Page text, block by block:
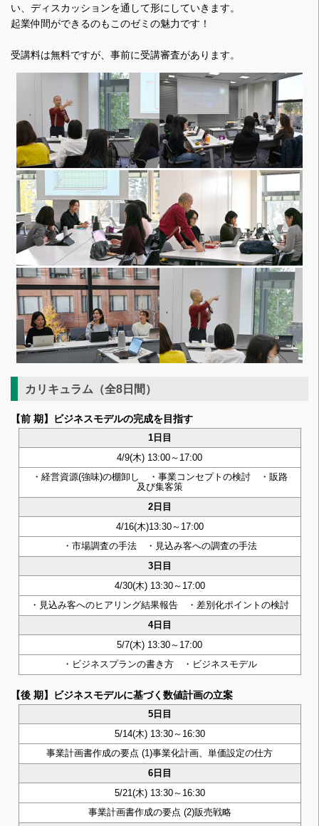
い、ディスカッションを通して形にしていきます。
起業仲間ができるのもこのゼミの魅力です！
受講料は無料ですが、事前に受講審査があります。
カリキュラム（全8日間）
【前 期】ビジネスモデルの完成を目指す
1日目
4/9(木) 13:00～17:00
・経営資源(強味)の棚卸し ・事業コンセプトの検討 ・販路
及び集客策
2日目
4/16(木)13:30～17:00
・市場調査の手法 ・見込み客への調査の手法
3日目
4/30(木) 13:30～17:00
・見込み客へのヒアリング結果報告 ・差別化ポイントの検討
4日目
5/7(木) 13:30～17:00
・ビジネスプランの書き方 ・ビジネスモデル
【後 期】ビジネスモデルに基づく数値計画の立案
5日目
5/14(木) 13:30～16:30
事業計画書作成の要点 (1)事業化計画、単価設定の仕方
6日目
5/21(木) 13:30～16:30
事業計画書作成の要点 (2)販売戦略